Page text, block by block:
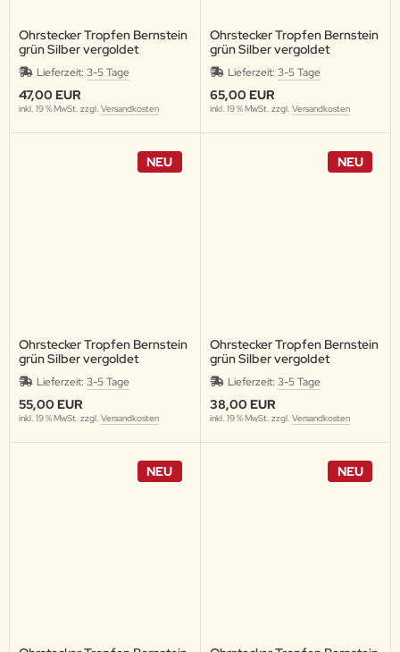
Ohrstecker Tropfen Bernstein
grün Silber vergoldet
Lieferzeit: 3-5 Tage
47,00 EUR
inkl. 19 % MwSt. zzgl. Versandkosten
Ohrstecker Tropfen Bernstein
grün Silber vergoldet
Lieferzeit: 3-5 Tage
65,00 EUR
inkl. 19 % MwSt. zzgl. Versandkosten
NEU
Ohrstecker Tropfen Bernstein
grün Silber vergoldet
Lieferzeit: 3-5 Tage
55,00 EUR
inkl. 19 % MwSt. zzgl. Versandkosten
NEU
Ohrstecker Tropfen Bernstein
grün Silber vergoldet
Lieferzeit: 3-5 Tage
38,00 EUR
inkl. 19 % MwSt. zzgl. Versandkosten
NEU NEU